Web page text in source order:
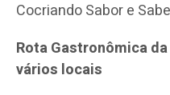
Cocriando Sabor e
Rota Gastronômica
vários locais